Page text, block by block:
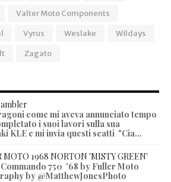
Valter Moto Components
Vyrus Weslake
Wildays
Zagato
come mi aveva annunciato tempo
i suoi lavori sulla sua
KLE e mi invia questi scatti "Cia...
MOTO 1968 NORTON 'MISTY GREEN'
750 '68 by Fuller Moto
by @MatthewJonesPhoto